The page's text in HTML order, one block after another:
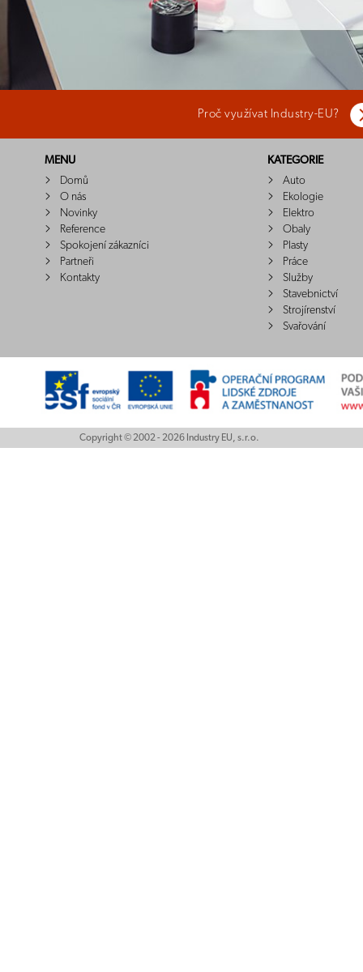
Proč využívat Industry-EU?
MENU
Domů
O nás
Novinky
Reference
Spokojení zákazníci
Partneři
Kontakty
KATEGORIE
Auto
Ekologie
Elektro
Obaly
Plasty
Práce
Služby
Stavebnictví
Strojírenství
Svařování
Copyright © 2002 - 2026 Industry EU, s.r.o.